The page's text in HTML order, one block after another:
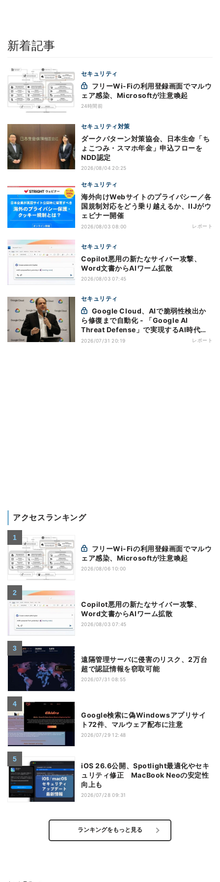
新着記事
セキュリティ
ェア感染、Microsoftが注意喚起
24時間前
セキュリティ対策
ダークパターン対策協会、日本生命「ち
ょこつみ・スマホ年金」申込フローを
NDD認定
2026/08/04 20:25
セキュリティ
海外向けWebサイトのプライバシー／各
国規制対応をどう乗り越えるか、IIJがウ
ェビナー開催
2026/08/03 08:00 レポート
セキュリティ
Copilot悪用の新たなサイバー攻撃、
Word文書からAIワーム拡散
2026/08/03 07:45
セキュリティ
ら修復まで自動化 - 「Google AI
Threat Defense」で実現するAI時代の
防御戦略
2026/07/31 20:19 レポート
アクセスランキング
ェア感染、Microsoftが注意喚起
2026/08/06 10:00
Copilot悪用の新たなサイバー攻撃、
Word文書からAIワーム拡散
2026/08/03 07:45
遠隔管理サーバに侵害のリスク、2万台
超で認証情報を窃取可能
2026/07/31 08:55
Google検索に偽Windowsアプリサイ
ト72件、マルウェア配布に注意
2026/07/29 12:48
iOS 26.6公開、Spotlight最適化やセキ
ュリティ修正 MacBook Neoの安定性
向上も
2026/07/28 09:31
ランキングをもっと見る